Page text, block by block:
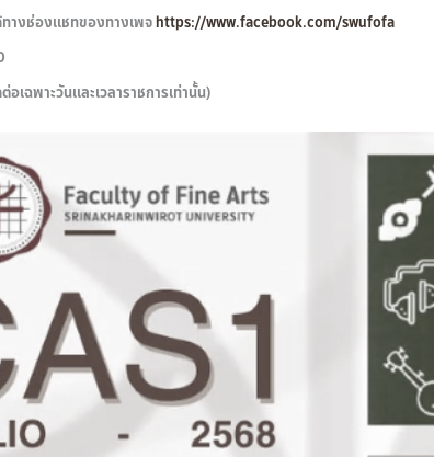
างช่องแชทของทางเพจhttps://www.facebook.com/swufofa
ฉพาะวันและเวลาราชการเท่านั้น)